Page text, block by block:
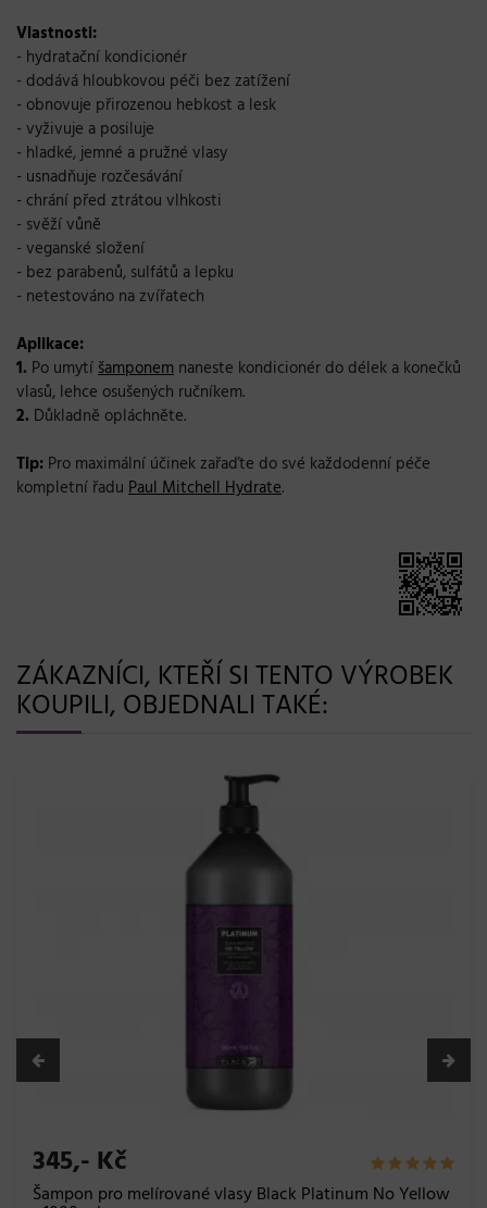
Vlastnosti:
- hydratační kondicionér
- dodává hloubkovou péči bez zatížení
- obnovuje přirozenou hebkost a lesk
- vyživuje a posiluje
- hladké, jemné a pružné vlasy
- usnadňuje rozčesávání
- chrání před ztrátou vlhkosti
- svěží vůně
- veganské složení
- bez parabenů, sulfátů a lepku
- netestováno na zvířatech
Aplikace:
1. Po umytíšamponem naneste kondicionér do délek a konečků
vlasů, lehce osušených ručníkem.
2. Důkladně opláchněte.
Tip: Pro maximální účinek zařaďte do své každodenní péče
kompletní řadu Paul Mitchell Hydrate.
ZÁKAZNÍCI, KTEŘÍ SI TENTO VÝROBEK
KOUPILI, OBJEDNALI TAKÉ:
345,- Kč
Šampon pro melírované vlasy Black Platinum No Yellow